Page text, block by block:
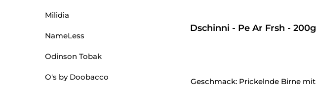
Milidia
NameLess
Odinson Tobak
O's by Doobacco
Dschinni - Pe Ar Frsh - 200g
Geschmack: Prickelnde Birne mit